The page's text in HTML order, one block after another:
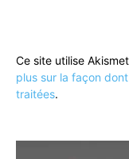
Ce site utilise
plus sur la façon
traitées.